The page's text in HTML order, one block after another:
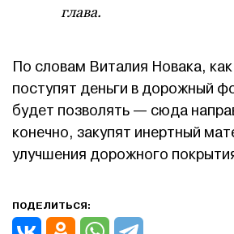
глава.
По словам Виталия Новака,
поступят деньги в дорожный
будет позволять — сюда
конечно, закупят инертный
улучшения дорожного
ПОДЕЛИТЬСЯ: